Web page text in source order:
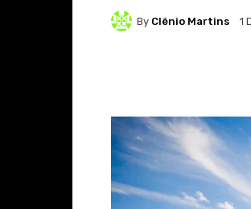
By Clênio Martins 1